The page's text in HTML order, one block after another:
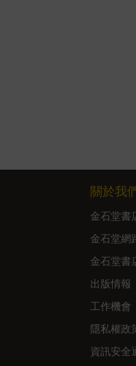
關於我
金石堂書
金石堂網
金石堂書
出版情報
工作機會
隱私權政
資訊安全